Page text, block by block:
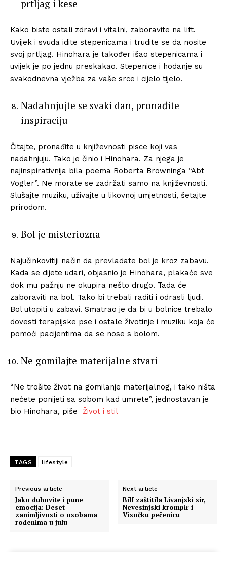
prtljag i kese
Kako biste ostali zdravi i vitalni, zaboravite na lift.
Uvijek i svuda idite stepenicama i trudite se da nosite
svoj prtljag. Hinohara je također išao stepenicama i
uvijek je po jednu preskakao. Stepenice i hodanje su
svakodnevna vježba za vaše srce i cijelo tijelo.
Nadahnjujte se svaki dan, pronađite
inspiraciju
Čitajte, pronađite u književnosti pisce koji vas
nadahnjuju. Tako je činio i Hinohara. Za njega je
najinspirativnija bila poema Roberta Browninga “Abt
Vogler”. Ne morate se zadržati samo na književnosti.
Slušajte muziku, uživajte u likovnoj umjetnosti, šetajte
prirodom.
Bol je misteriozna
Najučinkovitiji način da prevladate bol je kroz zabavu.
Kada se dijete udari, objasnio je Hinohara, plakaće sve
dok mu pažnju ne okupira nešto drugo. Tada će
zaboraviti na bol. Tako bi trebali raditi i odrasli ljudi.
Bol utopiti u zabavi. Smatrao je da bi u bolnice trebalo
dovesti terapijske pse i ostale životinje i muziku koja će
pomoći pacijentima da se nose s bolom.
Ne gomilajte materijalne stvari
“Ne trošite život na gomilanje materijalnog, i tako ništa
nećete ponijeti sa sobom kad umrete”, jednostavan je
bio Hinohara, piše
Život i stil
TAGS lifestyle
Previous article
Jako duhovite i pune
emocija: Deset
zanimljivosti o osobama
rođenima u julu
Next article
BiH zaštitila Livanjski sir,
Nevesinjski krompir i
Visočku pečenicu